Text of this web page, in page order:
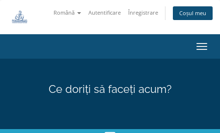
Română Autentificare Înregistrare Coșul meu
Ce doriți să faceți acum?